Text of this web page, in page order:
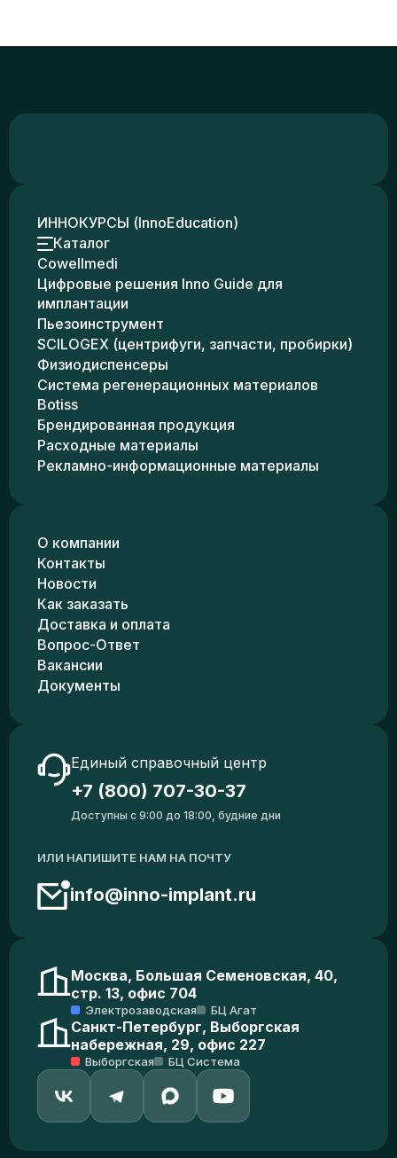
ИННОКУРСЫ (InnoEducation)
Каталог
Cowellmedi
Цифровые решения Inno Guide для
имплантации
Пьезоинструмент
SCILOGEX (центрифуги, запчасти, пробирки)
Физиодиспенсеры
Система регенерационных материалов
Botiss
Брендированная продукция
Расходные материалы
Рекламно-информационные материалы
О компании
Контакты
Новости
Как заказать
Доставка и оплата
Вопрос-Ответ
Вакансии
Документы
Единый справочный центр
+7 (800) 707-30-37
Доступны с 9:00 до 18:00, будние дни
ИЛИ НАПИШИТЕ НАМ НА ПОЧТУ
info@inno-implant.ru
Москва, Большая Семеновская, 40,
стр. 13, офис 704
Электрозаводская БЦ Агат
Санкт-Петербург, Выборгская
набережная, 29, офис 227
Выборгская БЦ Система